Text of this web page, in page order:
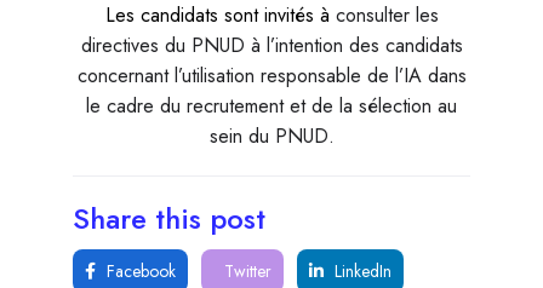
Les candidats sont invités à consulter les
directives du PNUD à l’intention des candidats
concernant l’utilisation responsable de l’IA dans
le cadre du recrutement et de la sélection au
sein du PNUD.
Share this post
Facebook Twitter
LinkedIn